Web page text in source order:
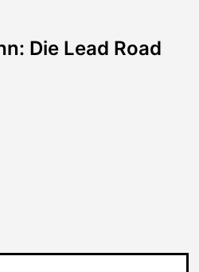
Die Lead Road